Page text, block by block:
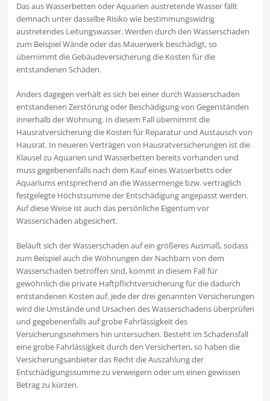
Das aus Wasserbetten oder Aquarien austretende Wasser fällt
demnach unter dasselbe Risiko wie bestimmungswidrig
austretendes Leitungswasser. Werden durch den Wasserschaden
zum Beispiel Wände oder das Mauerwerk beschädigt, so
übernimmt die Gebäudeversicherung die Kosten für die
entstandenen Schäden.
Anders dagegen verhält es sich bei einer durch Wasserschaden
entstandenen Zerstörung oder Beschädigung von Gegenständen
innerhalb der Wohnung. In diesem Fall übernimmt die
Hausratversicherung die Kosten für Reparatur und Austausch von
Hausrat. In neueren Verträgen von Hausratversicherungen ist die
Klausel zu Aquarien und Wasserbetten bereits vorhanden und
muss gegebenenfalls nach dem Kauf eines Wasserbetts oder
Aquariums entsprechend an die Wassermenge bzw. vertraglich
festgelegte Höchstsumme der Entschädigung angepasst werden.
Auf diese Weise ist auch das persönliche Eigentum vor
Wasserschäden abgesichert.
Beläuft sich der Wasserschaden auf ein größeres Ausmaß, sodass
zum Beispiel auch die Wohnungen der Nachbarn von dem
Wasserschaden betroffen sind, kommt in diesem Fall für
gewöhnlich die private Haftpflichtversicherung für die dadurch
entstandenen Kosten auf. Jede der drei genannten Versicherungen
wird die Umstände und Ursachen des Wasserschadens überprüfen
und gegebenenfalls auf grobe Fahrlässigkeit des
Versicherungsnehmers hin untersuchen. Besteht im Schadensfall
eine grobe Fahrlässigkeit durch den Versicherten, so haben die
Versicherungsanbieter das Recht die Auszahlung der
Entschädigungssumme zu verweigern oder um einen gewissen
Betrag zu kürzen.